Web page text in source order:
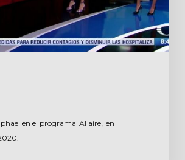
en el programa 'Al aire', en